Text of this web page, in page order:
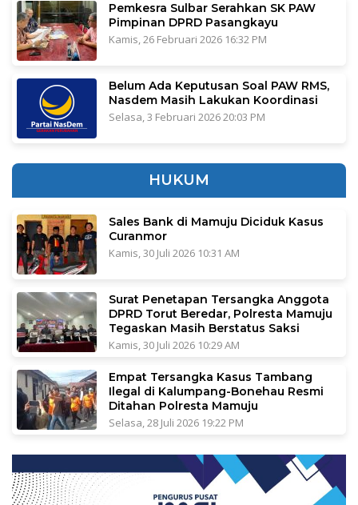
Pemkesra Sulbar Serahkan SK PAW
Pimpinan DPRD Pasangkayu
Kamis, 26 Februari 2026 16:32 PM
Belum Ada Keputusan Soal PAW RMS,
Nasdem Masih Lakukan Koordinasi
Selasa, 3 Februari 2026 20:03 PM
HUKUM
Sales Bank di Mamuju Diciduk Kasus
Curanmor
Kamis, 30 Juli 2026 10:31 AM
Surat Penetapan Tersangka Anggota
DPRD Torut Beredar, Polresta Mamuju
Tegaskan Masih Berstatus Saksi
Kamis, 30 Juli 2026 10:29 AM
Empat Tersangka Kasus Tambang
Ilegal di Kalumpang-Bonehau Resmi
Ditahan Polresta Mamuju
Selasa, 28 Juli 2026 19:22 PM